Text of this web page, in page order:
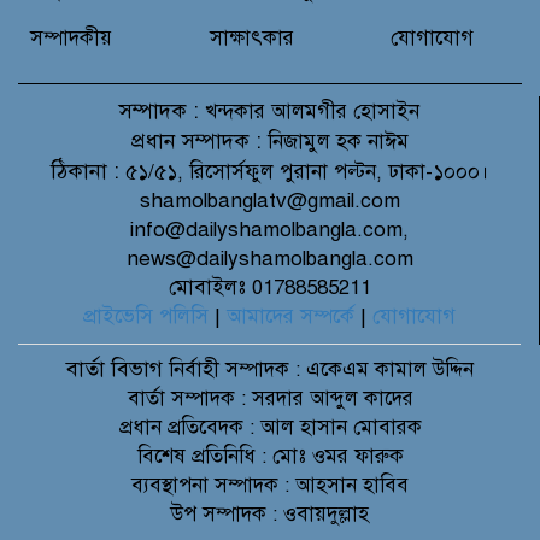
সম্পাদকীয়
সাক্ষাৎকার
যোগাযোগ
সম্পাদক : খন্দকার আলমগীর হোসাইন
প্রধান সম্পাদক : নিজামুল হক নাঈম
ঠিকানা : ৫১/৫১, রিসোর্সফুল পুরানা পল্টন, ঢাকা-১০০০।
shamolbanglatv@gmail.com
info@dailyshamolbangla.com,
news@dailyshamolbangla.com
মোবাইলঃ 01788585211
প্রাইভেসি পলিসি | আমাদের সম্পর্কে | যোগাযোগ
বার্তা বিভাগনির্বাহী সম্পাদক : একেএম কামাল উদ্দিন
বার্তা সম্পাদক : সরদার আব্দুল কাদের
প্রধান প্রতিবেদক : আল হাসান মোবারক
বিশেষ প্রতিনিধি : মোঃ ওমর ফারুক
ব্যবস্থাপনা সম্পাদক : আহসান হাবিব
উপ সম্পাদক : ওবায়দুল্লাহ